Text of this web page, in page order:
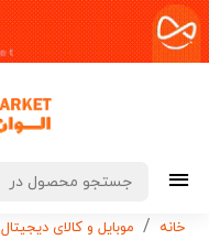
خانه موبایل و کالای دیجیتال